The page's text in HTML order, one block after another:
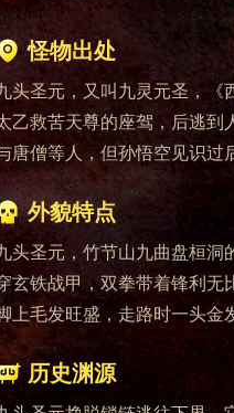
怪物出处
头圣元，又叫九灵元圣，
乙救苦天尊的座驾，后逃
唐僧等人，但孙悟空见识过
外貌特点
头圣元，竹节山九曲盘桓洞
玄铁战甲，双拳带着锋利无
上毛发旺盛，走路时一头金
历史渊源